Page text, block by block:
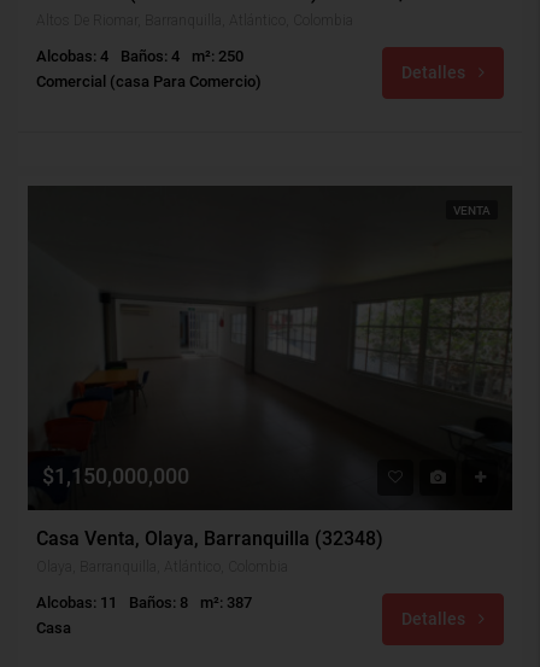
Alcobas: 4 Baños: 4
m²: 250
Comercial (casa Para Comercio)
Detalles
VENTA
$1,150,000,000
Casa Venta, Olaya, Barranquilla (32348)
Alcobas: 11 Baños: 8
m²: 387
Casa
Detalles